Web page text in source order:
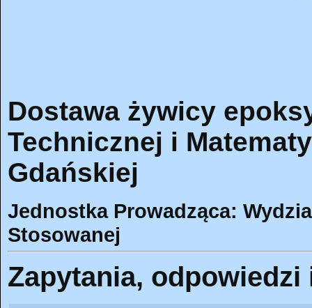
Dostawa żywicy
Technicznej i
Gdańskiej
Jednostka Prowadząca:
Stosowanej
Zapytania, odpowiedzi